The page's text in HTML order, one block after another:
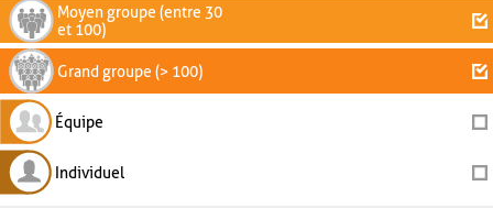
Moyen groupe (entre 30
et 100)
Grand groupe (> 100)
Équipe
Individuel